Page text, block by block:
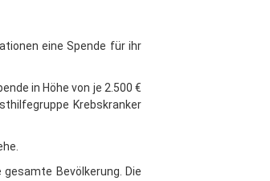
eine Spende für ihr
in Höhe von je 2.500 €
Krebskranker
Bevölkerung. Die